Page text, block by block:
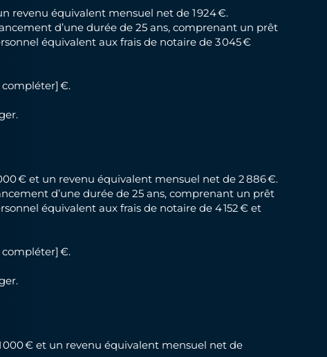
revenu équivalent mensuel net de 1 924 €.
d’une durée de 25 ans, comprenant un prêt
équivalent aux frais de notaire de 3 045 €
€.
€ et un revenu équivalent mensuel net de 2 886 €.
d’une durée de 25 ans, comprenant un prêt
équivalent aux frais de notaire de 4 152 € et
€.
000 € et un revenu équivalent mensuel net de